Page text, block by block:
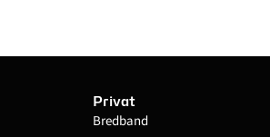
Privat
Bredband